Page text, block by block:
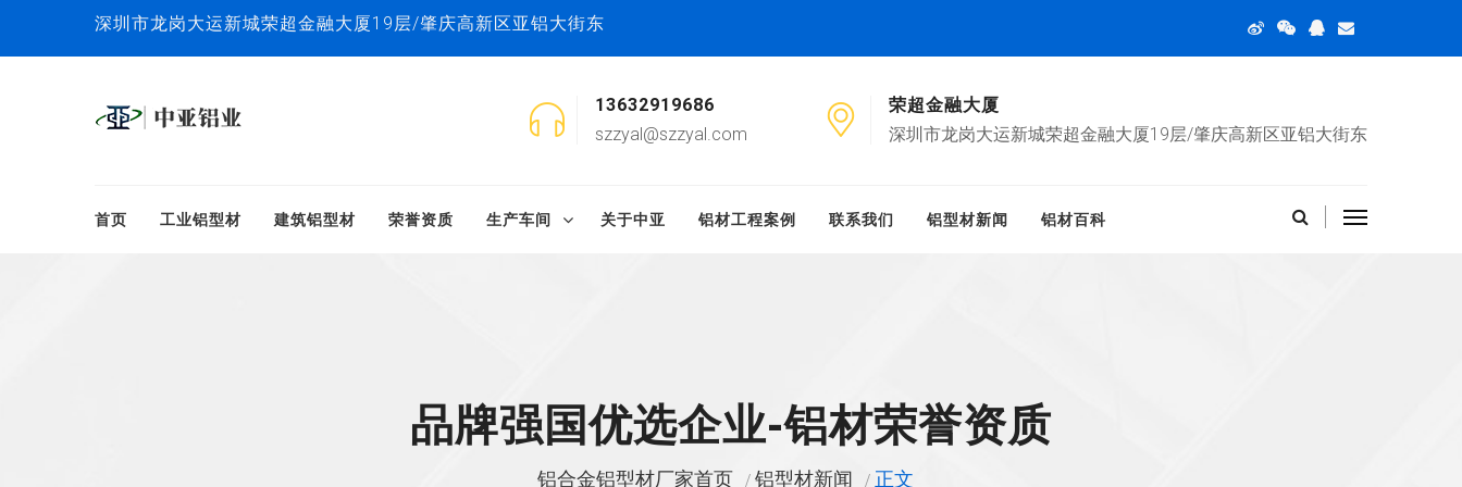
深圳市龙岗大运新城荣超金融大厦19层/肇庆高新区亚铝大街东
13632919686
szzyal@szzyal.com
荣超金融大厦
深圳市龙岗大运新城荣超金融大厦19层/肇庆高新区亚铝大街东
首页 工业铝型材 建筑铝型材 荣誉资质 生产车间 关于中亚 铝材工程案例 联系我们 铝型材新闻 铝材百科
品牌强国优选企业-铝材荣誉资质
铝合金铝型材厂家首页 铝型材新闻 正文